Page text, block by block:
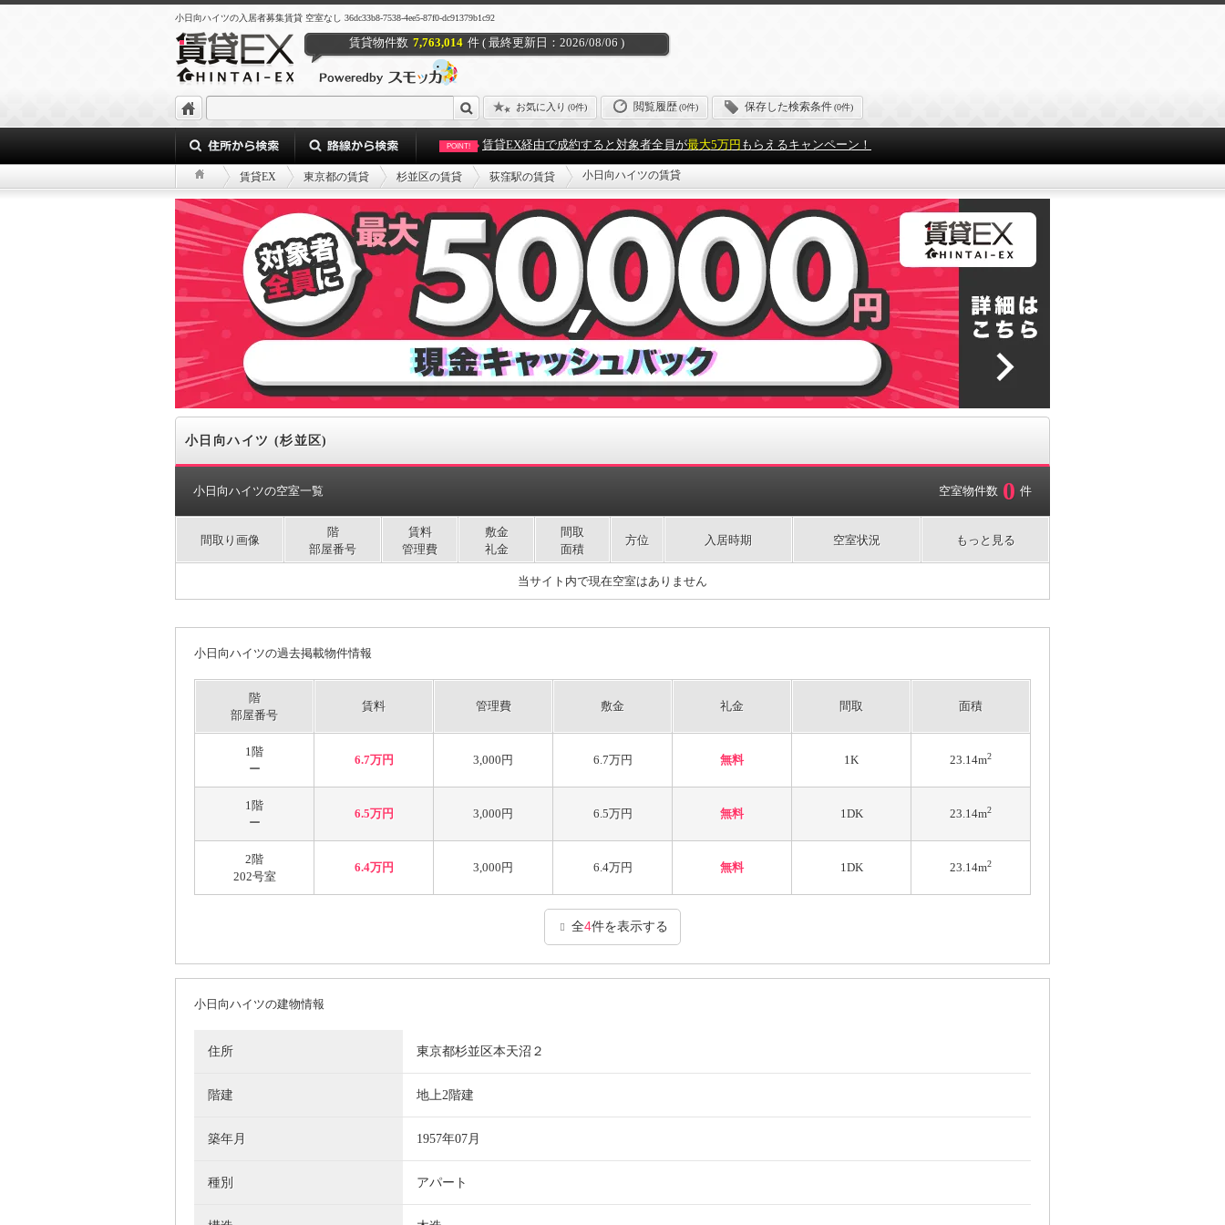
小日向ハイツの入居者募集賃貸 空室なし 36dc33b8-7538-4ee5-87f0-dc91379b1c92
賃貸物件数 7,763,014 件 ( 最終更新日：2026/08/06 )
お気に入り (0件) 閲覧履歴(0件) 保存した検索条件(0件)
POINT! 賃貸EX経由で成約すると対象者全員が最大5万円 もらえるキャンペーン！
賃貸EX 東京都の賃貸 杉並区の賃貸 荻窪駅の賃貸 小日向ハイツの賃貸
小日向ハイツ (杉並区)
小日向ハイツの空室一覧 空室物件数 0 件
間取り画像
階
部屋番号
賃料
管理費
敷金
礼金
間取
面積
方位 入居時期 空室状況 もっと見る
当サイト内で現在空室はありません
小日向ハイツの過去掲載物件情報
階
部屋番号
賃料 管理費 敷金 礼金 間取 面積
1階
ー
6.7万円 3,000円 6.7万円 無料 1K 23.14m2
1階
ー
6.5万円 3,000円 6.5万円 無料 1DK 23.14m2
2階
202号室
6.4万円 3,000円 6.4万円 無料 1DK 23.14m2
全4件を表示する
小日向ハイツの建物情報
住所 東京都杉並区本天沼２
階建 地上2階建
築年月 1957年07月
種別 アパート